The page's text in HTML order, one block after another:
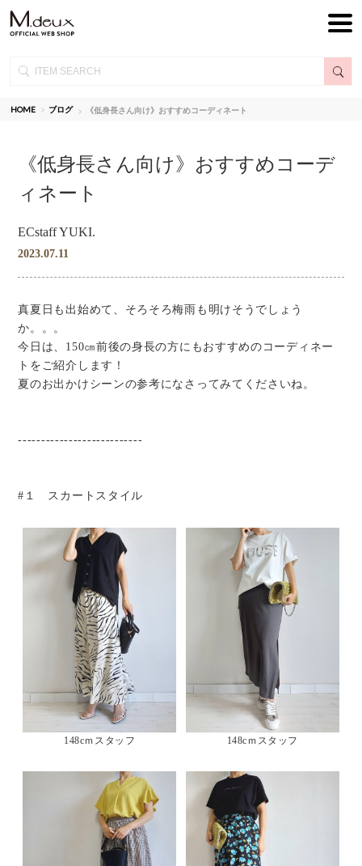
HOME ブログ 《低身長さん向け》おすすめコーディネート
《低身長さん向け》おすすめコーデ
ィネート
ECstaff YUKI.
2023.07.11
真夏日も出始めて、そろそろ梅雨も明けそうでしょう
か。。。
今日は、150㎝前後の身長の方にもおすすめのコーディネー
トをご紹介します！
夏のお出かけシーンの参考になさってみてくださいね。
---------------------------
#１ スカートスタイル
148cｍスタッフ 148cｍスタッフ